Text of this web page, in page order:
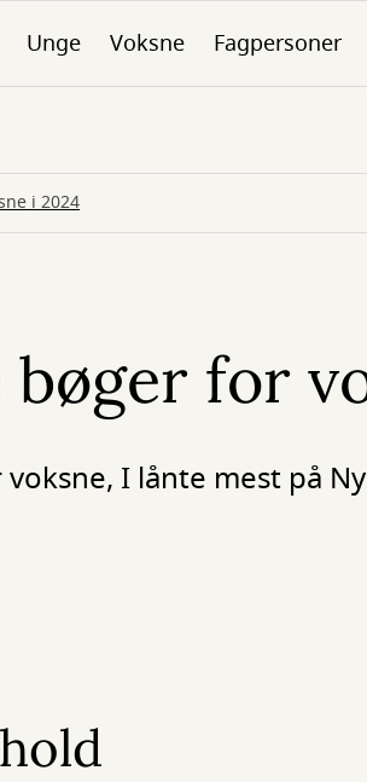
Unge Voksne Fagpersoner
i 2024
for
I lånte mest på